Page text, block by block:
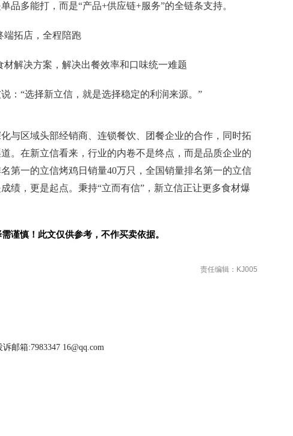
品多能打，而是“产品+供应链+服务”的全链条支持。
端拓店，全程陪跑
材解决方案，解决出餐效率和口味统一难题
：“选择新立信，就是选择稳定的利润来源。”
与区域头部经销商、连锁餐饮、团餐企业的合作，同时拓
。在新立信看来，行业的内卷不是终点，而是品质企业的
第一的立信烤鸡日销量40万只，全国销量排名第一的立信
绩，更是起点。秉持“立而有信”，新立信正让更多食材爆
谨慎！此文仅供参考，不作买卖依据。
责任编辑：KJ005
邮箱:7983347 16@qq.com